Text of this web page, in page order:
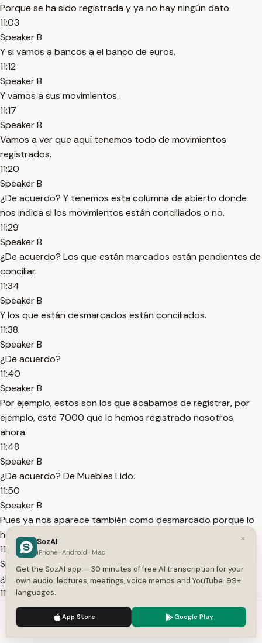
Porque se ha sido registrada y ya no hay ningún dato.
11:03
Speaker B
Y si vamos a bancos a el banco de euros.
11:12
Speaker B
Y vamos a sus movimientos.
11:17
Speaker B
Vamos a ver que aquí tenemos todo de movimientos
registrados.
11:20
Speaker B
¿De acuerdo? Y tenemos esta columna de abierto donde
nos indica si los movimientos están conciliados o no.
11:29
Speaker B
¿De acuerdo? Los que están marcados están pendientes de
conciliar.
11:34
Speaker B
Y los que están desmarcados están conciliados.
11:38
Speaker B
¿De acuerdo?
11:40
Speaker B
Por ejemplo, estos son los que acabamos de registrar, por
ejemplo, este 7000 que lo hemos registrado nosotros
ahora.
11:48
Speaker B
¿De acuerdo? De Muebles Lido.
11:50
Speaker B
Pues ya nos aparece también como desmarcado porque lo
hemos conciliado.
11:53
Speaker B
¿De acuerdo?
11:55
Speaker B
Bien, aquí vemos lo que son los movimientos.
12:01
We use cookies to enhance your experience.
×
SozAI
iPhone · Android · Mac
Get the SozAI app — 30 minutes of free AI transcription for your
own audio: lectures, meetings, voice memos and YouTube. 99+
languages.
App Store Google Play